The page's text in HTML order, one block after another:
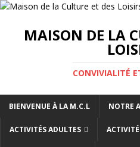
MAISON DE LA
CONVIVIALITÉ
BIENVENUE À LA M.C.L NOTRE
ACTIVITÉS ADULTES